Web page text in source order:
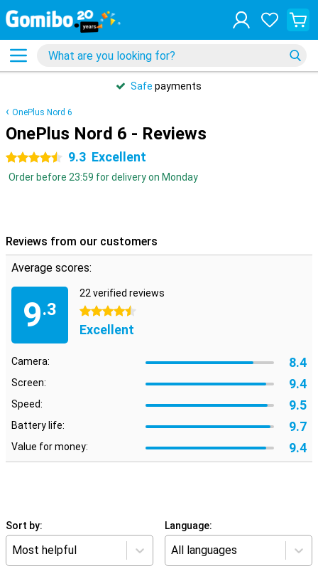
Safe payments
OnePlus Nord 6
OnePlus Nord 6 - Reviews
4.5 stars 9.3 Excellent
Order before 23:59 for delivery on Monday
Reviews from our customers
Average scores:
9.3
22 verified reviews
4.5 stars
Excellent
Camera: 8.4
Screen: 9.4
Speed: 9.5
Battery life: 9.7
Value for money: 9.4
Sort by:
Most helpful
Language:
All languages